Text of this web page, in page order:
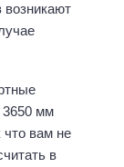
возникают
3650 мм
что вам не
в